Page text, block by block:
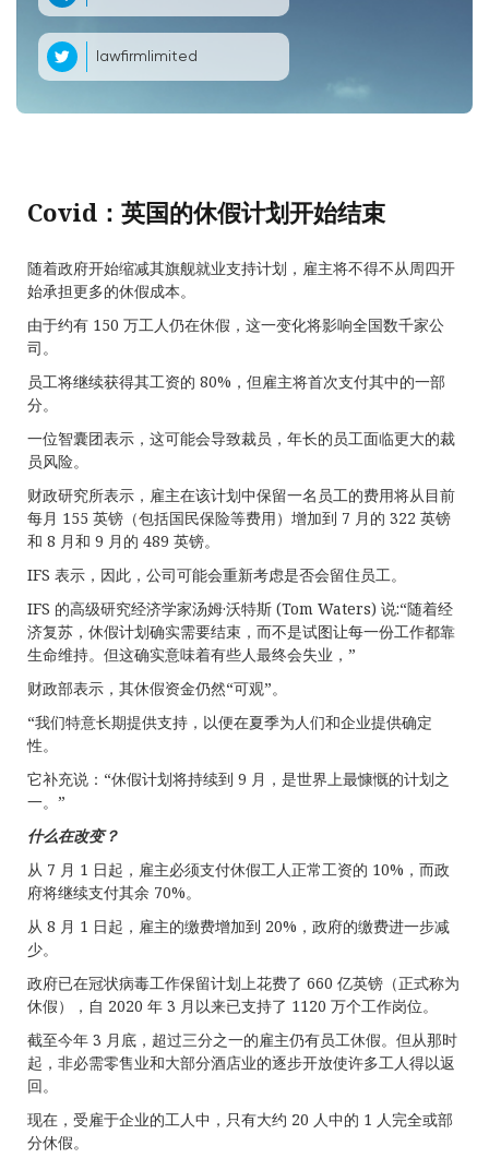
lawfirmlimited
Covid：英国的休假计划开始结束
随着政府开始缩减其旗舰就业支持计划，雇主将不得不从周四开
始承担更多的休假成本。
由于约有 150 万工人仍在休假，这一变化将影响全国数千家公
司。
员工将继续获得其工资的 80%，但雇主将首次支付其中的一部
分。
一位智囊团表示，这可能会导致裁员，年长的员工面临更大的裁
员风险。
财政研究所表示，雇主在该计划中保留一名员工的费用将从目前
每月 155 英镑（包括国民保险等费用）增加到 7 月的 322 英镑
和 8 月和 9 月的 489 英镑。
IFS 表示，因此，公司可能会重新考虑是否会留住员工。
IFS 的高级研究经济学家汤姆·沃特斯 (Tom Waters) 说:“随着经
济复苏，休假计划确实需要结束，而不是试图让每一份工作都靠
生命维持。但这确实意味着有些人最终会失业，”
财政部表示，其休假资金仍然“可观”。
“我们特意长期提供支持，以便在夏季为人们和企业提供确定
性。
它补充说：“休假计划将持续到 9 月，是世界上最慷慨的计划之
一。”
什么在改变？
从 7 月 1 日起，雇主必须支付休假工人正常工资的 10%，而政
府将继续支付其余 70%。
从 8 月 1 日起，雇主的缴费增加到 20%，政府的缴费进一步减
少。
政府已在冠状病毒工作保留计划上花费了 660 亿英镑（正式称为
休假），自 2020 年 3 月以来已支持了 1120 万个工作岗位。
截至今年 3 月底，超过三分之一的雇主仍有员工休假。但从那时
起，非必需零售业和大部分酒店业的逐步开放使许多工人得以返
回。
现在，受雇于企业的工人中，只有大约 20 人中的 1 人完全或部
分休假。